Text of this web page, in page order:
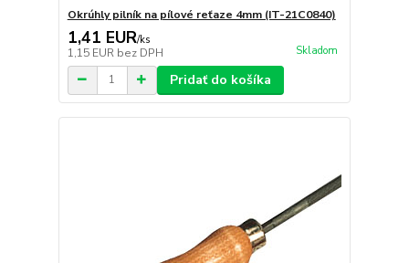
Okrúhly pilník na pílové reťaze 4mm (IT-21C0840)
1,41 EUR/ks
1,15 EUR bez DPH Skladom
Pridať do košíka